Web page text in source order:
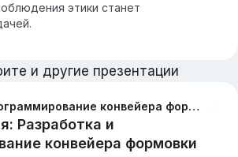
этики станет
и другие презентации
Разработка и программирование конвейера формовки